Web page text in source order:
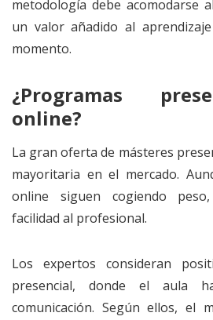
metodología debe acomodarse
un valor añadido al
momento.
¿Programas
online?
La gran oferta de másteres
mayoritaria en el mercado.
online siguen cogiendo
facilidad al profesional.
Los expertos consideran
presencial, donde el aula
comunicación. Según ellos, el